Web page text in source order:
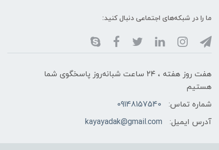
ما را در شبکه‌های اجتماعی دنبال کنید:
هفت روز هفته ، ۲۴ ساعت شبانه‌روز پاسخگوی شما
هستیم
شماره تماس:
09148157540
آدرس ایمیل:
kayayadak@gmail.com